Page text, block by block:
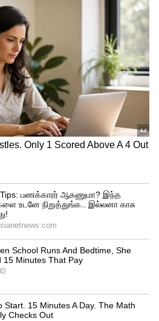
கோட்டை நோக்கி சீறிப்
ஷாட்டை முழு
முடித்த அடுத்த மைக்ரோ
சுதர்சனின் கைகளில்
நழுவியது.
பேட், காற்றில்
விக்கெட்டின் பின்னால்
பலமாகத் தாக்கியது.
பெய்ல்ஸ்கள் கீழே
இல்லையா?
எடுத்திருந்த
இப்படி ஒரு
விக்கெட்டை